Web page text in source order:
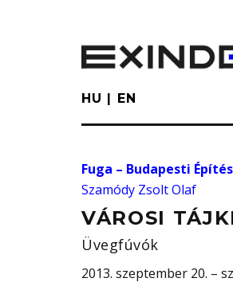
HU EN
Fuga – Budapesti
Szamódy Zsolt Olaf
VÁROSI
Üvegfúvók
2013. szeptember 20. –